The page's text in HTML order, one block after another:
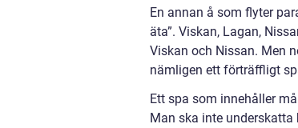
En annan å som flyter
äta”. Viskan, Lagan,
Viskan och Nissan. Men
nämligen ett förträffligt
Ett spa som innehåller
Man ska inte